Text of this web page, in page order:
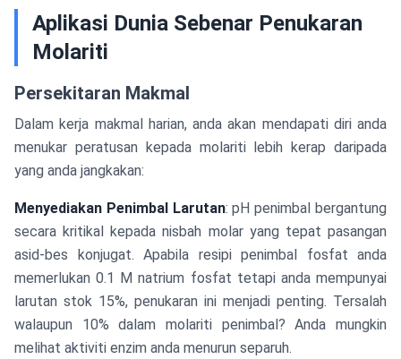
Aplikasi Dunia Sebenar Penukaran
Molariti
Persekitaran Makmal
Dalam kerja makmal harian, anda akan mendapati diri anda
menukar peratusan kepada molariti lebih kerap daripada
yang anda jangkakan:
Menyediakan Penimbal Larutan: pH penimbal bergantung
secara kritikal kepada nisbah molar yang tepat pasangan
asid-bes konjugat. Apabila resipi penimbal fosfat anda
memerlukan 0.1 M natrium fosfat tetapi anda mempunyai
larutan stok 15%, penukaran ini menjadi penting. Tersalah
walaupun 10% dalam molariti penimbal? Anda mungkin
melihat aktiviti enzim anda menurun separuh.